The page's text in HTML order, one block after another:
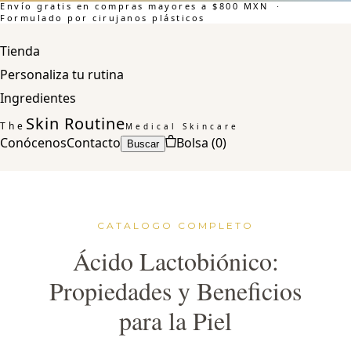
Envío gratis en compras mayores a $800 MXN ·
Formulado por cirujanos plásticos
Tienda
Personaliza tu rutina
Ingredientes
The Skin RoutineMedical Skincare
ConócenosContacto Buscar Bolsa (0)
CATALOGO COMPLETO
Ácido Lactobiónico:
Propiedades y Beneficios
para la Piel